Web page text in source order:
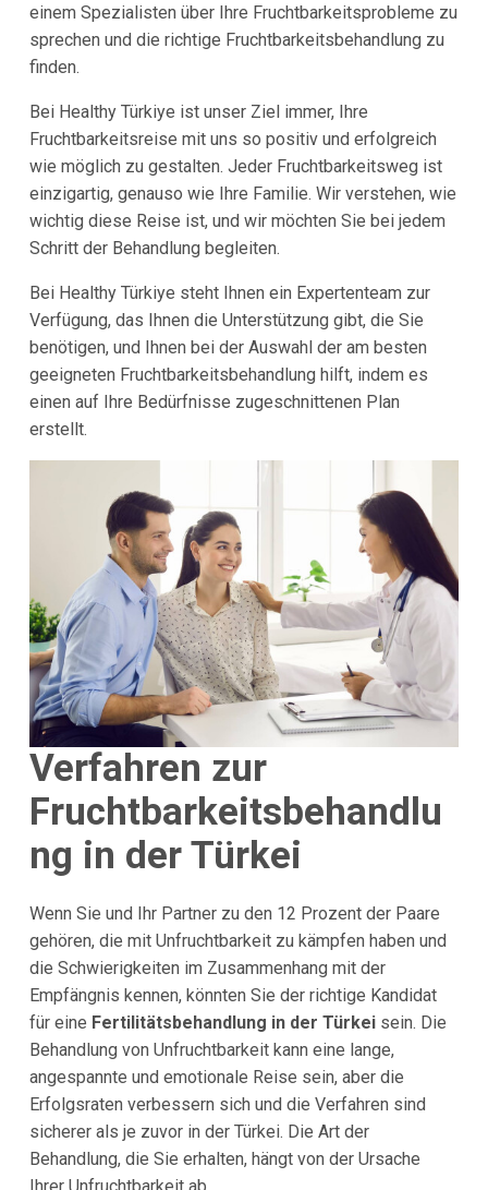
einem Spezialisten über Ihre Fruchtbarkeitsprobleme zu
sprechen und die richtige Fruchtbarkeitsbehandlung zu
finden.
Bei Healthy Türkiye ist unser Ziel immer, Ihre
Fruchtbarkeitsreise mit uns so positiv und erfolgreich
wie möglich zu gestalten. Jeder Fruchtbarkeitsweg ist
einzigartig, genauso wie Ihre Familie. Wir verstehen, wie
wichtig diese Reise ist, und wir möchten Sie bei jedem
Schritt der Behandlung begleiten.
Bei Healthy Türkiye steht Ihnen ein Expertenteam zur
Verfügung, das Ihnen die Unterstützung gibt, die Sie
benötigen, und Ihnen bei der Auswahl der am besten
geeigneten Fruchtbarkeitsbehandlung hilft, indem es
einen auf Ihre Bedürfnisse zugeschnittenen Plan
erstellt.
Verfahren zur
Fruchtbarkeitsbehandlu
ng in der Türkei
Wenn Sie und Ihr Partner zu den 12 Prozent der Paare
gehören, die mit Unfruchtbarkeit zu kämpfen haben und
die Schwierigkeiten im Zusammenhang mit der
Empfängnis kennen, könnten Sie der richtige Kandidat
für eine Fertilitätsbehandlung in der Türkeisein. Die
Behandlung von Unfruchtbarkeit kann eine lange,
angespannte und emotionale Reise sein, aber die
Erfolgsraten verbessern sich und die Verfahren sind
sicherer als je zuvor in der Türkei. Die Art der
Behandlung, die Sie erhalten, hängt von der Ursache